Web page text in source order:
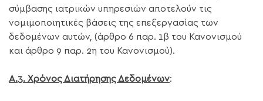
σύμβασης ιατρικών υπηρεσιών αποτελούν τις
νομιμοποιητικές βάσεις της επεξεργασίας των
δεδομένων αυτών, (άρθρο 6 παρ. 1β του Κανονισμού
και άρθρο 9 παρ. 2η του Κανονισμού).
Α.3. Χρόνος Διατήρησης Δεδομένων: